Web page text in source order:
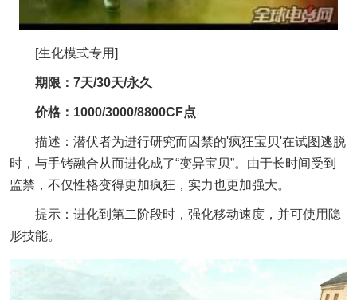
[生化模式专用]
期限：7天/30天/永久
价格：1000/3000/8800CF点
描述：潜伏者为进行研究而囚禁的'疯狂宝贝'在试图逃脱
时，与手铐融合从而进化成了“变异宝贝”。由于长时间受到
监禁，不仅性格变得更加疯狂，实力也更加强大。
提示：进化到第二阶段时，强化移动速度，并可使用隐
形技能。